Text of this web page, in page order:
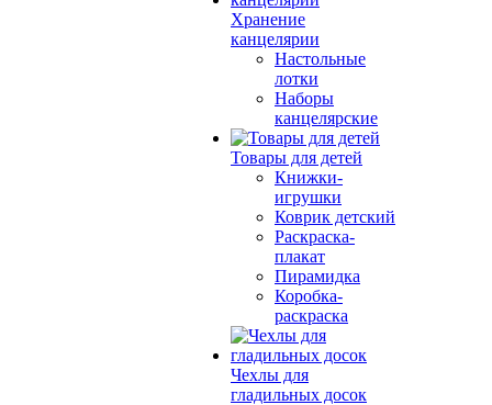
Хранение
канцелярии
Настольные
лотки
Наборы
канцелярские
Товары для детей
Книжки-
игрушки
Коврик детский
Раскраска-
плакат
Пирамидка
Коробка-
раскраска
Чехлы для
гладильных досок